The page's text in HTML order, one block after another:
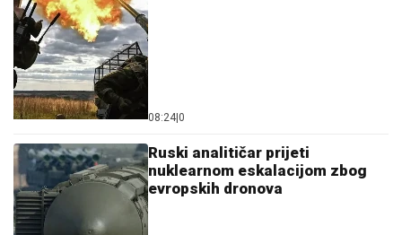
08:24 0
Ruski analitičar prijeti
nuklearnom eskalacijom zbog
evropskih dronova